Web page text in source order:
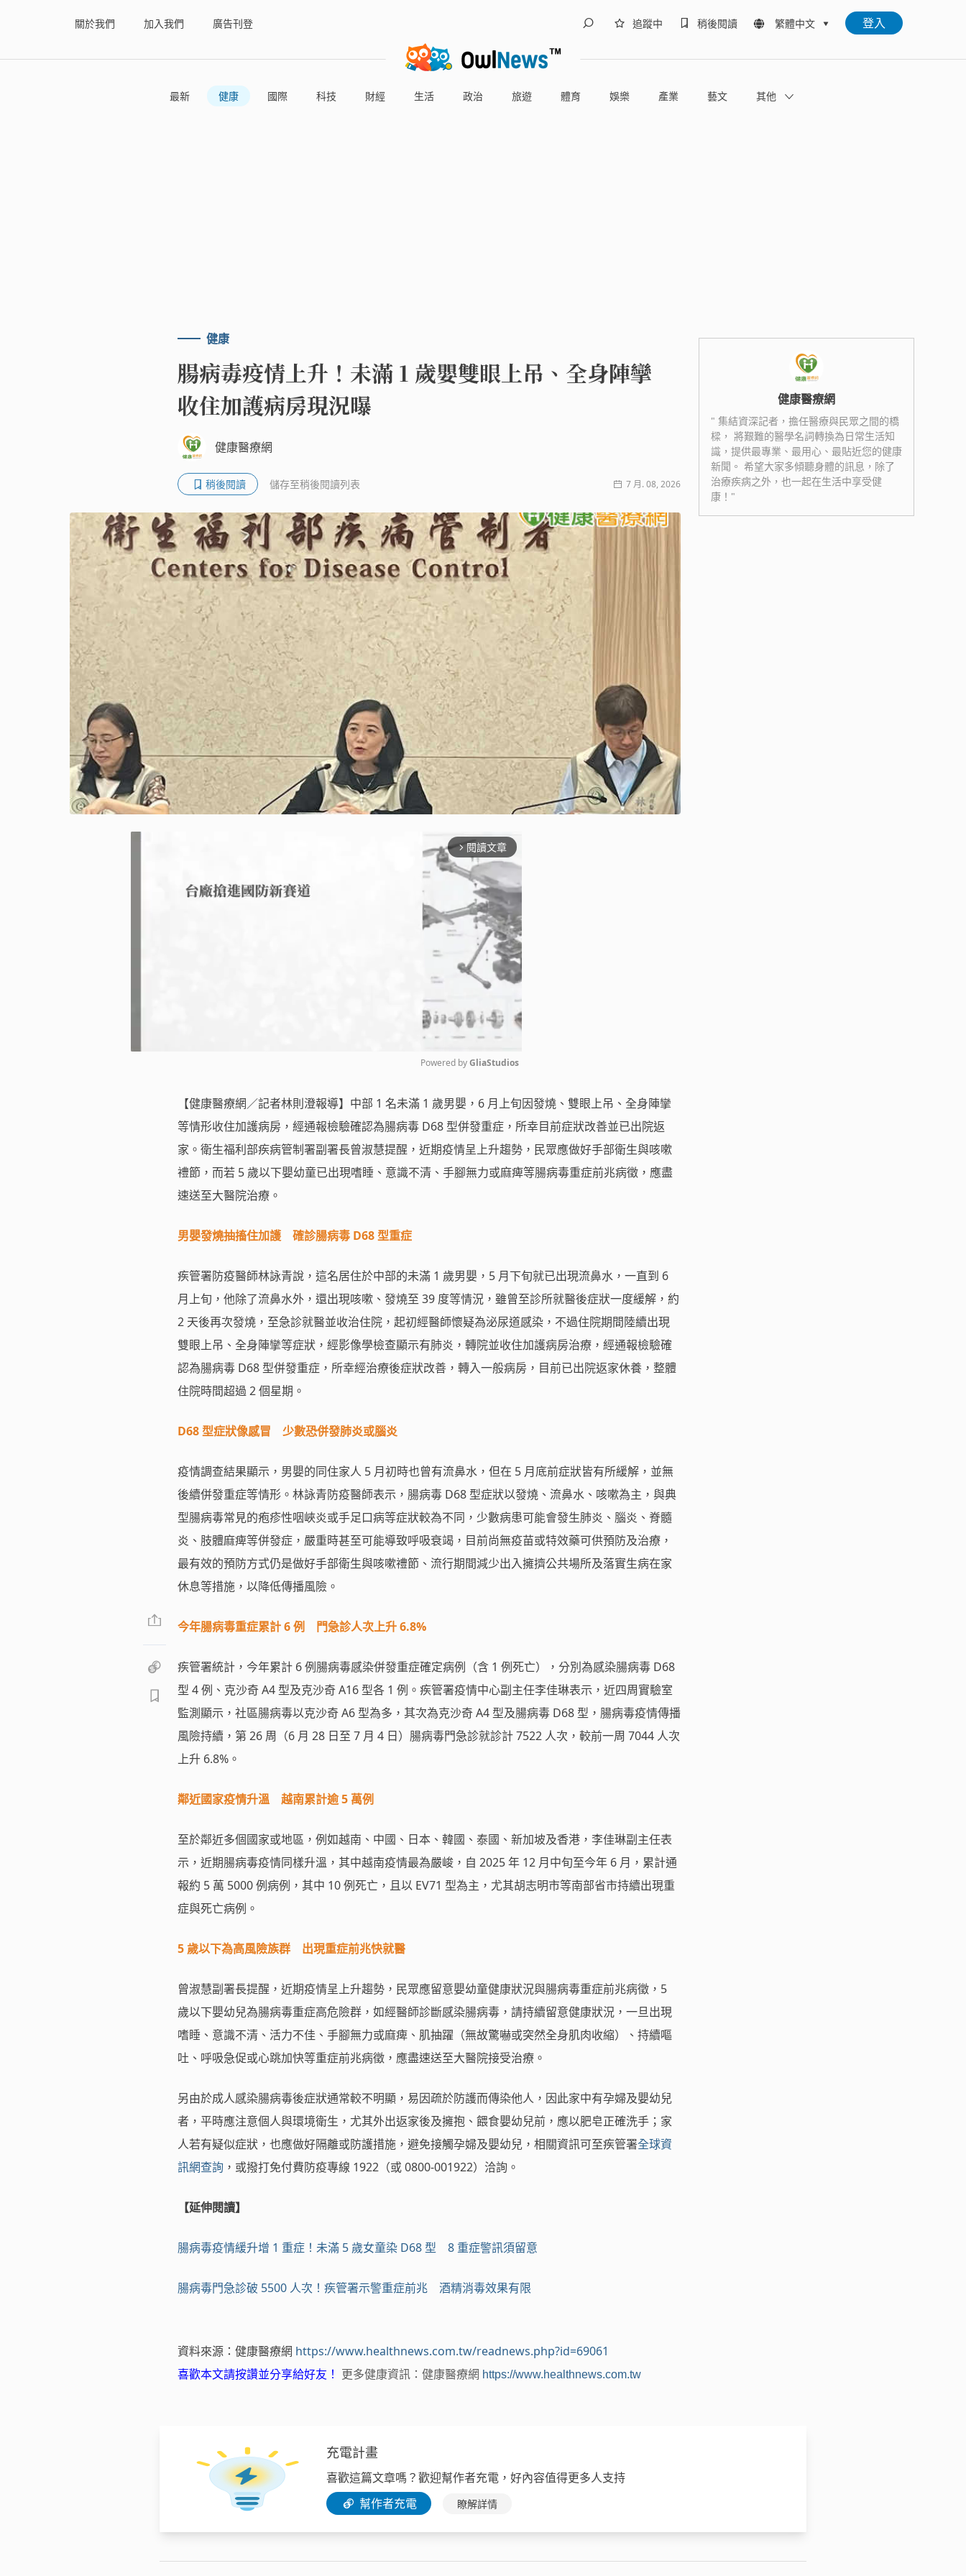
關於我們 加入我們 廣告刊登 追蹤中 稍後閱讀 繁體中文 登入
最新 健康 國際 科技 財經 生活 政治 旅遊 體育 娛樂 產業 藝文 其他
健康
腸病毒疫情上升！未滿 1 歲嬰雙眼上吊、全身陣攣
收住加護病房現況曝
健康醫療網
稍後閱讀 儲存至稍後閱讀列表 7 月. 08, 2026
arrow_forward_ios 閱讀文章
Mute
Powered by GliaStudios
【健康醫療網／記者林則澄報導】中部 1 名未滿 1 歲男嬰，6 月上旬因發燒、雙眼上吊、全身陣攣
等情形收住加護病房，經通報檢驗確認為腸病毒 D68 型併發重症，所幸目前症狀改善並已出院返
家。衛生福利部疾病管制署副署長曾淑慧提醒，近期疫情呈上升趨勢，民眾應做好手部衛生與咳嗽
禮節，而若 5 歲以下嬰幼童已出現嗜睡、意識不清、手腳無力或麻痺等腸病毒重症前兆病徵，應盡
速送至大醫院治療。
男嬰發燒抽搐住加護 確診腸病毒 D68 型重症
疾管署防疫醫師林詠青說，這名居住於中部的未滿 1 歲男嬰，5 月下旬就已出現流鼻水，一直到 6
月上旬，他除了流鼻水外，還出現咳嗽、發燒至 39 度等情況，雖曾至診所就醫後症狀一度緩解，約
2 天後再次發燒，至急診就醫並收治住院，起初經醫師懷疑為泌尿道感染，不過住院期間陸續出現
雙眼上吊、全身陣攣等症狀，經影像學檢查顯示有肺炎，轉院並收住加護病房治療，經通報檢驗確
認為腸病毒 D68 型併發重症，所幸經治療後症狀改善，轉入一般病房，目前已出院返家休養，整體
住院時間超過 2 個星期。
D68 型症狀像感冒 少數恐併發肺炎或腦炎
疫情調查結果顯示，男嬰的同住家人 5 月初時也曾有流鼻水，但在 5 月底前症狀皆有所緩解，並無
後續併發重症等情形。林詠青防疫醫師表示，腸病毒 D68 型症狀以發燒、流鼻水、咳嗽為主，與典
型腸病毒常見的疱疹性咽峽炎或手足口病等症狀較為不同，少數病患可能會發生肺炎、腦炎、脊髓
炎、肢體麻痺等併發症，嚴重時甚至可能導致呼吸衰竭，目前尚無疫苗或特效藥可供預防及治療，
最有效的預防方式仍是做好手部衛生與咳嗽禮節、流行期間減少出入擁擠公共場所及落實生病在家
休息等措施，以降低傳播風險。
今年腸病毒重症累計 6 例 門急診人次上升 6.8%
疾管署統計，今年累計 6 例腸病毒感染併發重症確定病例（含 1 例死亡），分別為感染腸病毒 D68
型 4 例、克沙奇 A4 型及克沙奇 A16 型各 1 例。疾管署疫情中心副主任李佳琳表示，近四周實驗室
監測顯示，社區腸病毒以克沙奇 A6 型為多，其次為克沙奇 A4 型及腸病毒 D68 型，腸病毒疫情傳播
風險持續，第 26 周（6 月 28 日至 7 月 4 日）腸病毒門急診就診計 7522 人次，較前一周 7044 人次
上升 6.8%。
鄰近國家疫情升溫 越南累計逾 5 萬例
至於鄰近多個國家或地區，例如越南、中國、日本、韓國、泰國、新加坡及香港，李佳琳副主任表
示，近期腸病毒疫情同樣升溫，其中越南疫情最為嚴峻，自 2025 年 12 月中旬至今年 6 月，累計通
報約 5 萬 5000 例病例，其中 10 例死亡，且以 EV71 型為主，尤其胡志明市等南部省市持續出現重
症與死亡病例。
5 歲以下為高風險族群 出現重症前兆快就醫
曾淑慧副署長提醒，近期疫情呈上升趨勢，民眾應留意嬰幼童健康狀況與腸病毒重症前兆病徵，5
歲以下嬰幼兒為腸病毒重症高危險群，如經醫師診斷感染腸病毒，請持續留意健康狀況，一旦出現
嗜睡、意識不清、活力不佳、手腳無力或麻痺、肌抽躍（無故驚嚇或突然全身肌肉收縮）、持續嘔
吐、呼吸急促或心跳加快等重症前兆病徵，應盡速送至大醫院接受治療。
另由於成人感染腸病毒後症狀通常較不明顯，易因疏於防護而傳染他人，因此家中有孕婦及嬰幼兒
者，平時應注意個人與環境衛生，尤其外出返家後及擁抱、餵食嬰幼兒前，應以肥皂正確洗手；家
人若有疑似症狀，也應做好隔離或防護措施，避免接觸孕婦及嬰幼兒，相關資訊可至疾管署全球資
訊網查詢 ，或撥打免付費防疫專線 1922（或 0800-001922）洽詢。
【延伸閱讀】
腸病毒疫情緩升增 1 重症！未滿 5 歲女童染 D68 型 8 重症警訊須留意
腸病毒門急診破 5500 人次！疾管署示警重症前兆 酒精消毒效果有限
資料來源：健康醫療網 https://www.healthnews.com.tw/readnews.php?id=69061
喜歡本文請按讚並分享給好友！ 更多健康資訊：健康醫療網 https://www.healthnews.com.tw
健康醫療網
" 集結資深記者，擔任醫療與民眾之間的橋
樑， 將艱難的醫學名詞轉換為日常生活知
識，提供最專業、最用心、最貼近您的健康
新聞。 希望大家多傾聽身體的訊息，除了
治療疾病之外，也一起在生活中享受健
康！"
充電計畫
喜歡這篇文章嗎？歡迎幫作者充電，好內容值得更多人支持
幫作者充電
瞭解詳情